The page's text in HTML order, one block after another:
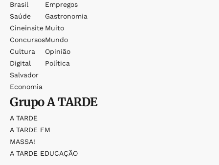
Brasil
Saúde
Cineinsite
Concursos
Cultura
Digital
Salvador
Economia
Empregos
Gastronomia
Muito
Mundo
Opinião
Política
GrupoA TARDE
A TARDE
A TARDE FM
MASSA!
A TARDE EDUCAÇÃO